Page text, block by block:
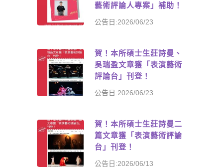
藝術評論人專案」補助！
公告日:2026/06/23
賀！本所碩士生莊詩曼、
吳瑞盈文章獲「表演藝術
評論台」刊登！
公告日:2026/06/23
賀！本所碩士生莊詩曼二
篇文章獲「表演藝術評論
台」刊登！
公告日:2026/06/13